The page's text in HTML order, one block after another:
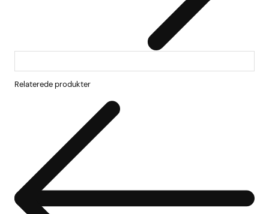
Relaterede produkter